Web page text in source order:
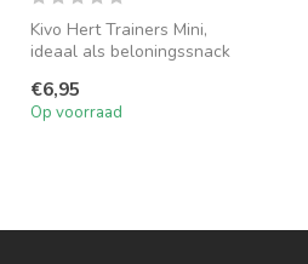
Kivo Hert Trainers Mini,
ideaal als beloningssnack
€6,95
Op voorraad